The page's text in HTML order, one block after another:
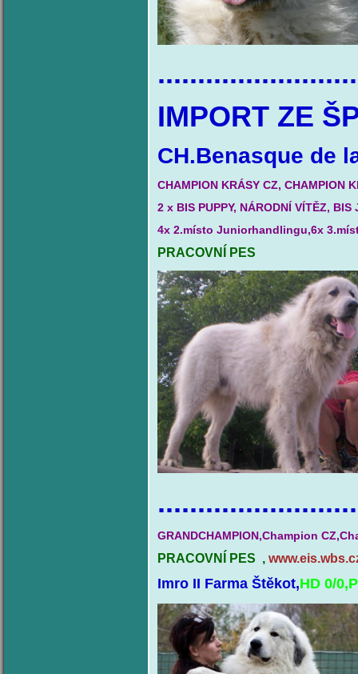
IMPORT ZE
CH.Benasque de
CHAMPION KRÁSY CZ, CHAMPION
2 x BIS PUPPY, NÁRODNÍ VÍTĚZ,
4x 2.místo Juniorhandlingu,6x
PRACOVNÍ PES
GRANDCHAMPION,Champion
PRACOVNÍ PES ,
Imro II Farma Štěkot,HD 0/